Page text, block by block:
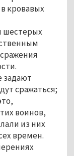
кровавых
шестерых
задают
сражаться;
воинов,
из них
времен.